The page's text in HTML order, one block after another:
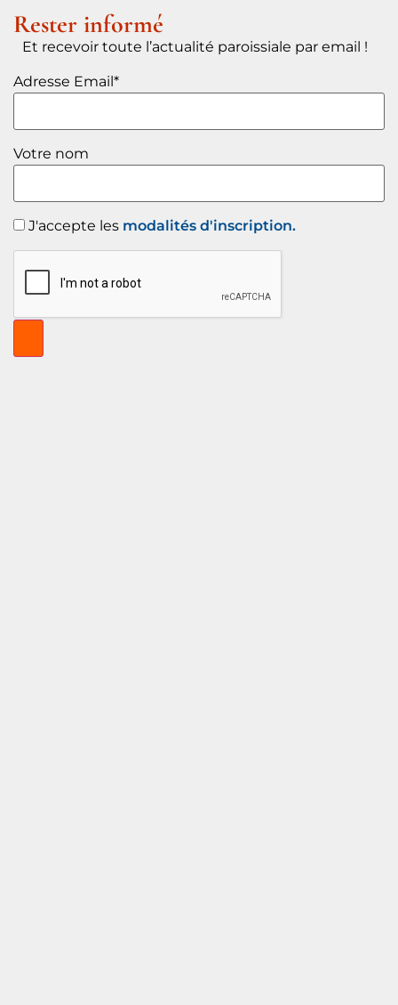
Rester informé
Et recevoir toute l’actualité paroissiale par email !
Adresse Email*
Votre nom
J'accepte les modalités d'inscription.